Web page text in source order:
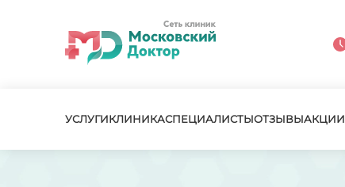
УСЛУГИКЛИНИКАСПЕЦИАЛИСТЫОТЗЫВЫАКЦИИ